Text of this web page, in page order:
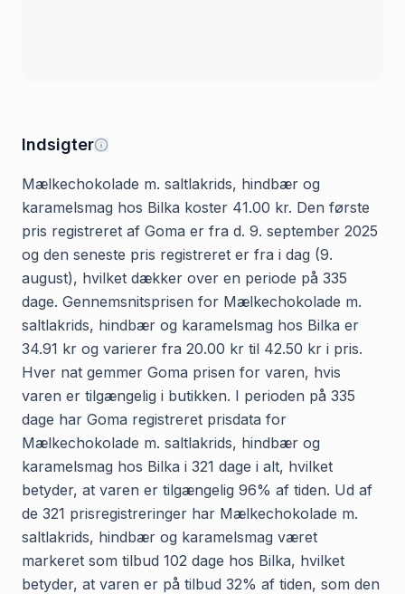
Indsigter
Mælkechokolade m. saltlakrids, hindbær og
karamelsmag hos Bilka koster 41.00 kr. Den første
pris registreret af Goma er fra d. 9. september 2025
og den seneste pris registreret er fra i dag (9.
august), hvilket dækker over en periode på 335
dage. Gennemsnitsprisen for Mælkechokolade m.
saltlakrids, hindbær og karamelsmag hos Bilka er
34.91 kr og varierer fra 20.00 kr til 42.50 kr i pris.
Hver nat gemmer Goma prisen for varen, hvis
varen er tilgængelig i butikken. I perioden på 335
dage har Goma registreret prisdata for
Mælkechokolade m. saltlakrids, hindbær og
karamelsmag hos Bilka i 321 dage i alt, hvilket
betyder, at varen er tilgængelig 96% af tiden. Ud af
de 321 prisregistreringer har Mælkechokolade m.
saltlakrids, hindbær og karamelsmag været
markeret som tilbud 102 dage hos Bilka, hvilket
betyder, at varen er på tilbud 32% af tiden, som den